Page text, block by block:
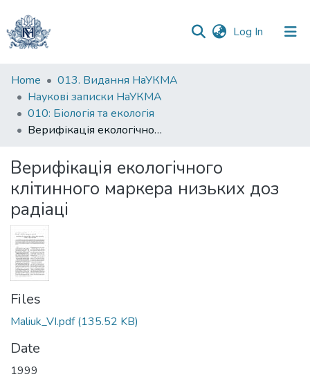
Log In (current)
Communities
&
Collections
All of DSpace
Statistics
Home
013. Видання НаУКМА
Наукові записки НаУКМА
010: Біологія та екологія
Верифікація екологічного клітинного маркера низьких доз радіаці
Верифікація екологічного
клітинного маркера низьких доз
радіаці
Files
Maliuk_VI.pdf(135.52 KB)
Date
1999